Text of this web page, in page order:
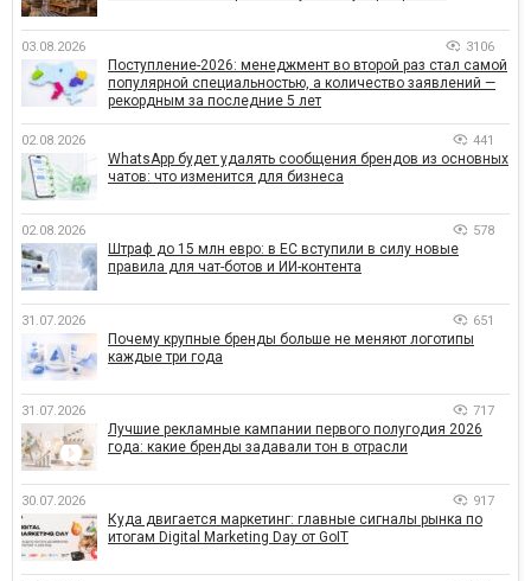
03.08.2026 3106
Поступление-2026: менеджмент во второй раз стал самой
популярной специальностью, а количество заявлений —
рекордным за последние 5 лет
02.08.2026 441
WhatsApp будет удалять сообщения брендов из основных
чатов: что изменится для бизнеса
02.08.2026 578
Штраф до 15 млн евро: в ЕС вступили в силу новые
правила для чат-ботов и ИИ-контента
31.07.2026 651
Почему крупные бренды больше не меняют логотипы
каждые три года
31.07.2026 717
Лучшие рекламные кампании первого полугодия 2026
года: какие бренды задавали тон в отрасли
30.07.2026 917
Куда двигается маркетинг: главные сигналы рынка по
итогам Digital Marketing Day от GoIT